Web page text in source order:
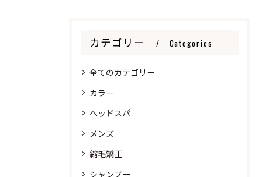
カテゴリー Categories
全てのカテゴリー
カラー
ヘッドスパ
メンズ
縮毛矯正
シャンプー